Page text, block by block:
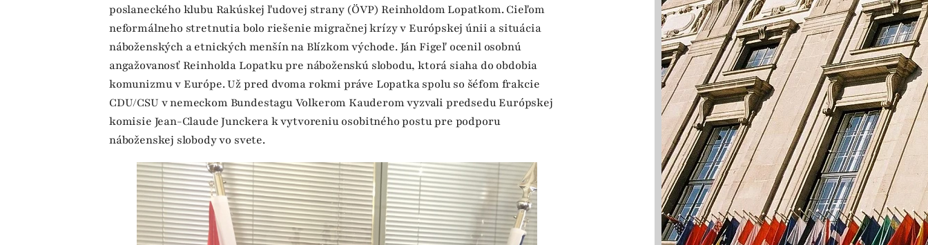
poslaneckého klubu Rakúskej ľudovej strany (ÖVP) Reinholdom Lopatkom. Cieľom
neformálneho stretnutia bolo riešenie migračnej krízy v Európskej únii a situácia
náboženských a etnických menšín na Blízkom východe. Ján Figeľ ocenil osobnú
angažovanosť Reinholda Lopatku pre náboženskú slobodu, ktorá siaha do obdobia
komunizmu v Európe. Už pred dvoma rokmi práve Lopatka spolu so šéfom frakcie
CDU/CSU v nemeckom Bundestagu Volkerom Kauderom vyzvali predsedu Európskej
komisie Jean-Claude Junckera k vytvoreniu osobitného postu pre podporu
náboženskej slobody vo svete.